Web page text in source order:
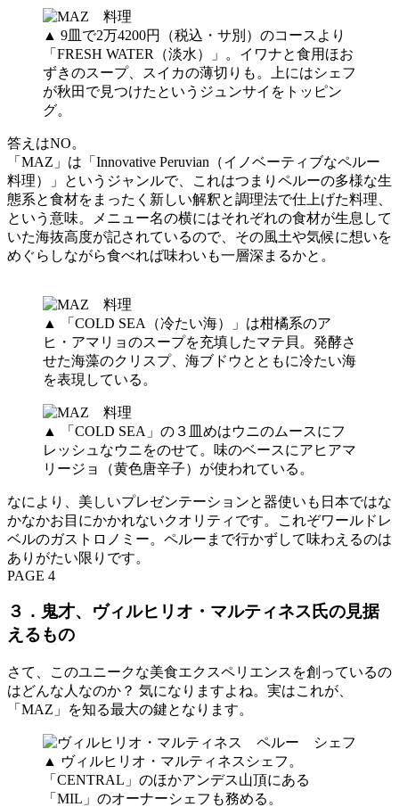
▲ 9皿で2万4200円（税込・サ別）のコースより
「FRESH WATER（淡水）」。イワナと食用ほお
ずきのスープ、スイカの薄切りも。上にはシェフ
が秋田で見つけたというジュンサイをトッピン
グ。
答えはNO。
「MAZ」は「Innovative Peruvian（イノベーティブなペルー
料理）」というジャンルで、これはつまりペルーの多様な生
態系と食材をまったく新しい解釈と調理法で仕上げた料理、
という意味。メニュー名の横にはそれぞれの食材が生息して
いた海抜高度が記されているので、その風土や気候に想いを
めぐらしながら食べれば味わいも一層深まるかと。
▲ 「COLD SEA（冷たい海）」は柑橘系のア
ヒ・アマリョのスープを充填したマテ貝。発酵さ
せた海藻のクリスプ、海ブドウとともに冷たい海
を表現している。
▲ 「COLD SEA」の３皿めはウニのムースにフ
レッシュなウニをのせて。味のベースにアヒアマ
リージョ（黄色唐辛子）が使われている。
なにより、美しいプレゼンテーションと器使いも日本ではな
かなかお目にかかれないクオリティです。これぞワールドレ
ベルのガストロノミー。ペルーまで行かずして味わえるのは
ありがたい限りです。
PAGE 4
３．鬼才、ヴィルヒリオ・マルティネス氏の見据
えるもの
さて、このユニークな美食エクスペリエンスを創っているの
はどんな人なのか？ 気になりますよね。実はこれが、
「MAZ」を知る最大の鍵となります。
▲ ヴィルヒリオ・マルティネスシェフ。
「CENTRAL」のほかアンデス山頂にある
「MIL」のオーナーシェフも務める。